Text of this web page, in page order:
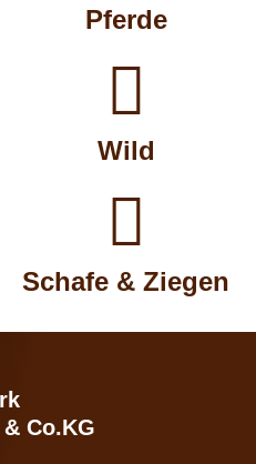
Pferde

Wild

Schafe & Ziegen
Co.KG